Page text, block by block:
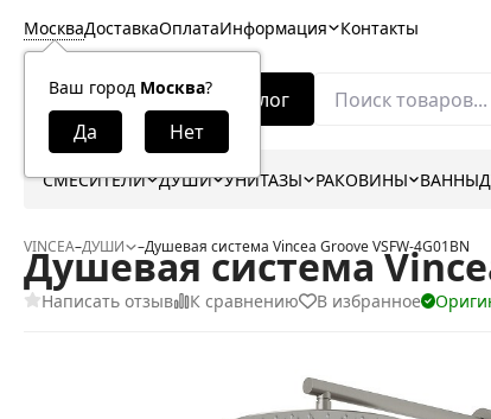
Москва
Ваш город Москва?
ДоставкаОплатаИнформация Контакты
Каталог
СМЕСИТЕЛИ ДУШИ УНИТАЗЫ РАКОВИНЫ ВАННЫ
VINCEA–ДУШИ –Душевая система Vincea Groove VSFW-4G01BN
Душевая система
Написать отзыв К сравнению В избранное